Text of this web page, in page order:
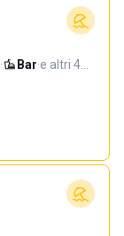
· Bar·e altri 4…